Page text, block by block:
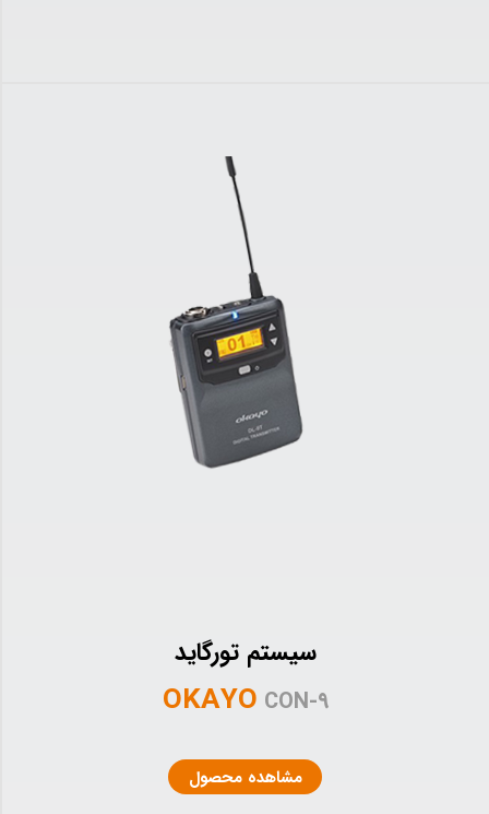
سیستم تورگاید
OKAYO CON-۹
مشاهده محصول